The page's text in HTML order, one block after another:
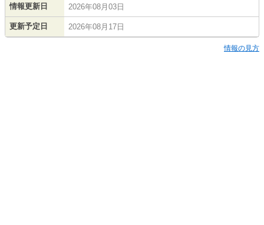
情報更新日 2026年08月03日
更新予定日 2026年08月17日
情報の見方